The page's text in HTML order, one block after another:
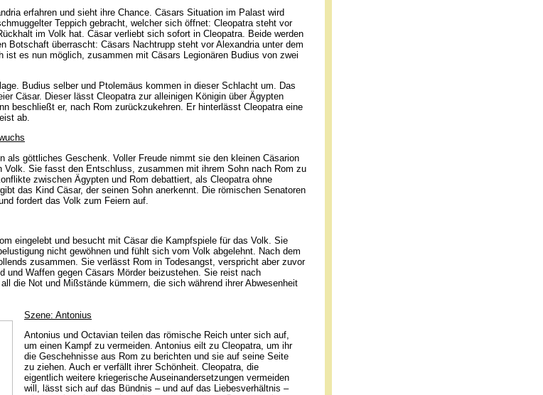
erfahren und sieht ihre Chance. Cäsars Situation im Palast wird
Teppich gebracht, welcher sich öffnet: Cleopatra steht vor
im Volk hat. Cäsar verliebt sich sofort in Cleopatra. Beide werden
Botschaft überrascht: Cäsars Nachtrupp steht vor Alexandria unter dem
ist es nun möglich, zusammen mit Cäsars Legionären Budius von zwei
Budius selber und Ptolemäus kommen in dieser Schlacht um. Das
Cäsar. Dieser lässt Cleopatra zur alleinigen Königin über Ägypten
beschließt er, nach Rom zurückzukehren. Er hinterlässt Cleopatra eine
ab.
als göttliches Geschenk. Voller Freude nimmt sie den kleinen Cäsarion
Volk. Sie fasst den Entschluss, zusammen mit ihrem Sohn nach Rom zu
zwischen Ägypten und Rom debattiert, als Cleopatra ohne
das Kind Cäsar, der seinen Sohn anerkennt. Die römischen Senatoren
fordert das Volk zum Feiern auf.
eingelebt und besucht mit Cäsar die Kampfspiele für das Volk. Sie
nicht gewöhnen und fühlt sich vom Volk abgelehnt. Nach dem
zusammen. Sie verlässt Rom in Todesangst, verspricht aber zuvor
und Waffen gegen Cäsars Mörder beizustehen. Sie reist nach
die Not und Mißstände kümmern, die sich während ihrer Abwesenheit
Szene: Antonius
Antonius und Octavian teilen das römische Reich unter sich auf,
um einen Kampf zu vermeiden. Antonius eilt zu Cleopatra, um ihr
die Geschehnisse aus Rom zu berichten und sie auf seine Seite
zu ziehen. Auch er verfällt ihrer Schönheit. Cleopatra, die
eigentlich weitere kriegerische Auseinandersetzungen vermeiden
will, lässt sich auf das Bündnis – und auf das Liebesverhältnis –